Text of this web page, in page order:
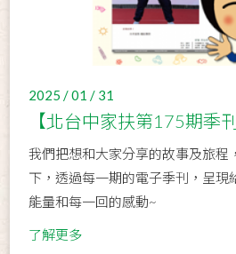
2025 / 01 / 31
【北台中家扶第175期季刊
我們把想和大家分享的故事及旅程
下，透過每一期的電子季刊，呈現
能量和每一回的感動~
了解更多